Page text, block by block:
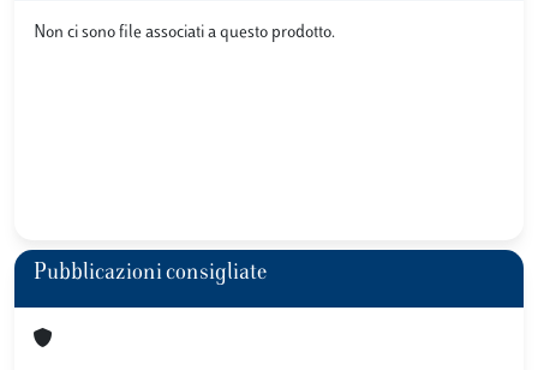
Non ci sono file associati a questo prodotto.
Pubblicazioni consigliate